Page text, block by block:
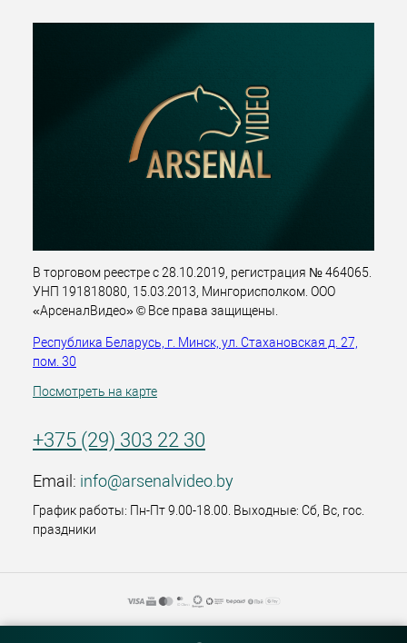
В торговом реестре с 28.10.2019, регистрация № 464065.
УНП 191818080, 15.03.2013, Мингорисполком. ООО
«АрсеналВидео» © Все права защищены.
Республика Беларусь, г. Минск, ул. Стахановская д. 27,
пом. 30
Посмотреть на карте
+375 (29) 303 22 30
Email: info@arsenalvideo.by
График работы: Пн-Пт 9.00-18.00. Выходные: Сб, Вс, гос.
праздники